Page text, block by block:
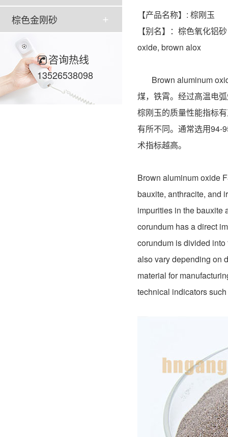
棕色金刚砂
咨询热线
13526538098
【产品名称】: 棕刚玉
【别名】：棕色氧化铝
oxide, brown alox
Brown aluminum
煤，铁霄。经过高温电
棕刚玉的质量性能指标
有所不同。通常选用94-
术指标越高。
Brown aluminum oxide
bauxite, anthracite, and
impurities in the bauxite
corundum has a direct
corundum is divided
also vary depending on
material for
technical indicators